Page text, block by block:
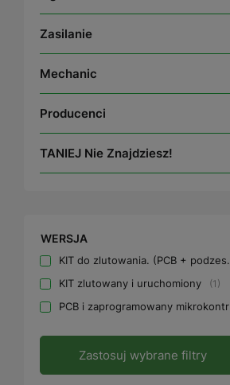
Zasilanie
Mechanic
Producenci
TANIEJ Nie Znajdziesz!
WERSJA
KIT do zlutowania. (PCB + podzespoły)
KIT zlutowany i uruchomiony 1
PCB i zaprogramowany mikrokontroler (bez podzespołów)
Zastosuj wybrane filtry